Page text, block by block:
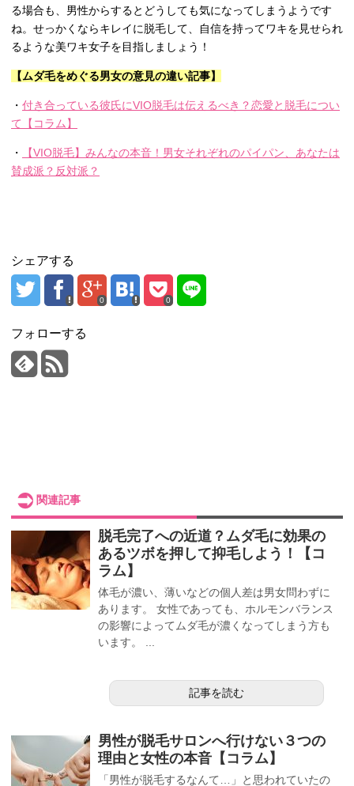
る場合も、男性からするとどうしても気になってしまうようです
ね。せっかくならキレイに脱毛して、自信を持ってワキを見せられ
るような美ワキ女子を目指しましょう！
【ムダ毛をめぐる男女の意見の違い記事】
・ 付き合っている彼氏にVIO脱毛は伝えるべき？恋愛と脱毛につい
て【コラム】
・
【VIO脱毛】みんなの本音！男女それぞれのパイパン、あなたは
賛成派？反対派？
シェアする
0 0
フォローする
関連記事
脱毛完了への近道？ムダ毛に効果の
あるツボを押して抑毛しよう！【コ
ラム】
体毛が濃い、薄いなどの個人差は男女問わずに
あります。 女性であっても、ホルモンバランス
の影響によってムダ毛が濃くなってしまう方も
います。 ...
記事を読む
男性が脱毛サロンへ行けない３つの
理由と女性の本音【コラム】
「男性が脱毛するなんて…」と思われていたの